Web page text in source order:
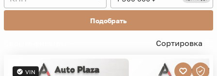
Подобрать
Сортировка
VIN